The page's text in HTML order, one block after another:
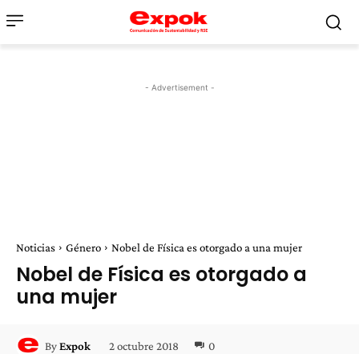
- Advertisement -
Noticias Género Nobel de Física es otorgado a una mujer
Nobel de Física es otorgado a
una mujer
ByExpok 2 octubre 2018 0